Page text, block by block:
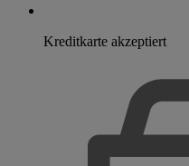
Kreditkarte akzeptiert